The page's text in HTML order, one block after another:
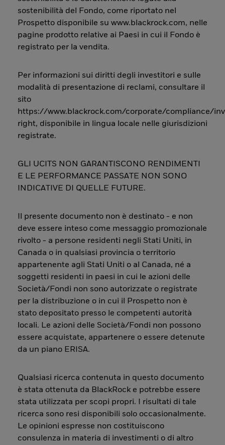
sostenibilità del Fondo, come riportato nel
Prospetto disponibile su www.blackrock.com, nelle
pagine prodotto relative ai Paesi in cui il Fondo è
registrato per la vendita.
Per informazioni sui diritti degli investitori e sulle
modalità di presentazione di reclami, consultare il
sito
https://www.blackrock.com/corporate/compliance/
right, disponibile in lingua locale nelle giurisdizioni
registrate.
GLI UCITS NON GARANTISCONO RENDIMENTI
E LE PERFORMANCE PASSATE NON SONO
INDICATIVE DI QUELLE FUTURE.
Il presente documento non è destinato - e non
deve essere inteso come messaggio promozionale
rivolto - a persone residenti negli Stati Uniti, in
Canada o in qualsiasi provincia o territorio
appartenente agli Stati Uniti o al Canada, né a
soggetti residenti in paesi in cui le azioni delle
Società/Fondi non sono autorizzate o registrate
per la distribuzione o in cui il Prospetto non è
stato depositato presso le competenti autorità
locali. Le azioni delle Società/Fondi non possono
essere acquistate, appartenere o essere detenute
da un piano ERISA.
Qualsiasi ricerca contenuta in questo documento
è stata ottenuta da BlackRock e potrebbe essere
stata utilizzata per scopi propri. I risultati di tale
ricerca sono resi disponibili solo occasionalmente.
Le opinioni espresse non costituiscono
consulenza in materia di investimenti o di altro